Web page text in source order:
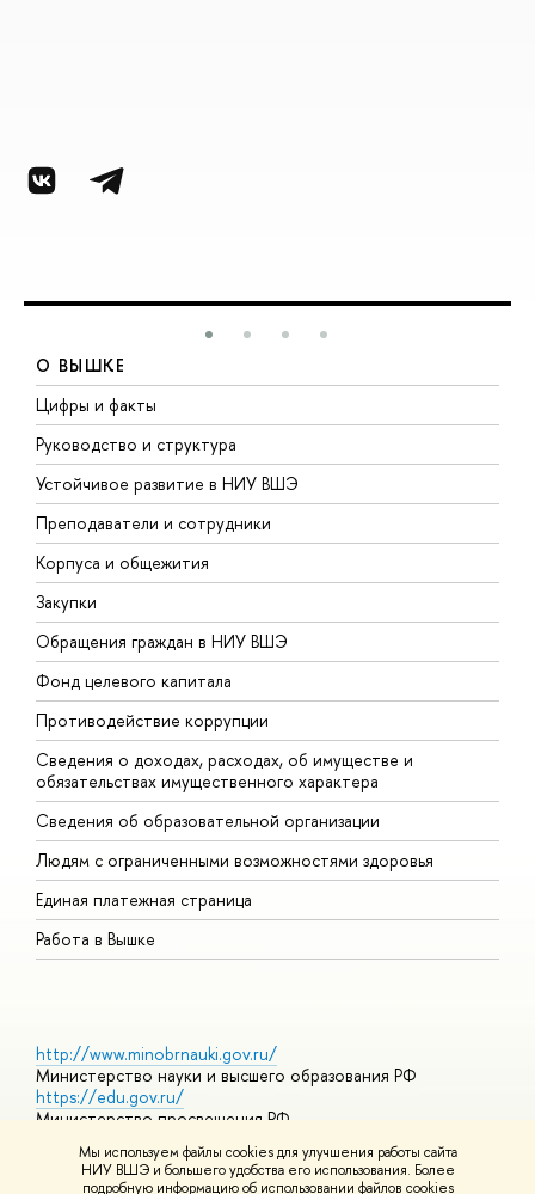
Мы используем файлы cookies для улучшения работы сайта
НИУ ВШЭ и большего удобства его использования. Более
подробную информацию об использовании файлов cookies
О ВЫШКЕ
Цифры и факты
Руководство и структура
Устойчивое развитие в НИУ ВШЭ
Преподаватели и сотрудники
Корпуса и общежития
Закупки
Обращения граждан в НИУ ВШЭ
Фонд целевого капитала
Противодействие коррупции
Сведения о доходах, расходах, об имуществе и
обязательствах имущественного характера
Сведения об образовательной организации
Людям с ограниченными возможностями здоровья
Единая платежная страница
Работа в Вышке
http://www.minobrnauki.gov.ru/
Министерство науки и высшего образования РФ
https://edu.gov.ru/
Министерство просвещения РФ
Массовые открытые онлайн-курсы